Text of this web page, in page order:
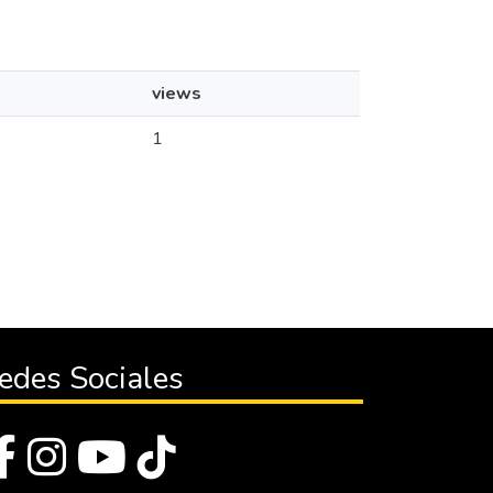
views
1
Sociales